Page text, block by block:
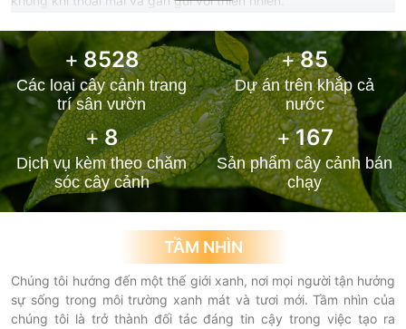
Bên cạnh việc cung cấp sản phẩm chất lượng, chúng tôi còn
mang đến dịch vụ tư vấn chuyên nghiệp, giúp quý khách lựa
chọn cây phù hợp với không gian và sở thích cá nhân. Với chúng
tôi, không gian của bạn không chỉ là nơi sống, mà còn là tác
phẩm nghệ thuật được tạo ra từ sự kết hợp hài hòa giữa cây
cảnh và kiến trúc.
Hãy đồng hành cùng chúng tôiCây cảnh Đại Phú Giađể biến
ước mơ về mộtkhông gian xanh an lành, tươi mới thành hiện
thực. Cùng đắm chìm trong thế giới cây cảnh đa dạng và phong
+ 9462
Các loại cây cảnh trang
trí sân vườn
+94
Dự án trên khắp cả
nước
+9
Dịch vụ kèm theo chăm
sóc cây cảnh
+185
Sản phẩm cây cảnh bán
chạy
TẦM NHÌN
Chúng tôi hướng đến một thế giới xanh, nơi mọi người tận hưởng
sự sống trong môi trường xanh mát và tươi mới. Tầm nhìn của
chúng tôi là trở thành đối tác đáng tin cậy trong việc tạo ra